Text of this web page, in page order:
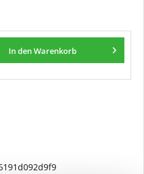
In denWarenkorb